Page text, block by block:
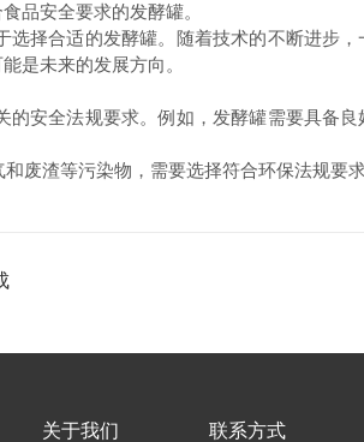
品安全要求的发酵罐。
择合适的发酵罐。随着技术的不断进步
是未来的发展方向。
安全法规要求。例如，发酵罐需要具备
废渣等污染物，需要选择符合环保法规
关于我们 联系方式